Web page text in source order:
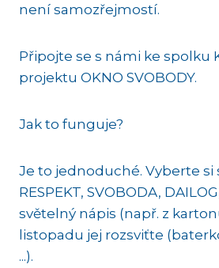
není samozřejmostí.
Připojte se s námi ke spolku
projektu OKNO SVOBODY.
Jak to funguje?
Je to jednoduché. Vyberte si
RESPEKT, SVOBODA,
světelný nápis (např. z
listopadu jej rozsviťte
...).